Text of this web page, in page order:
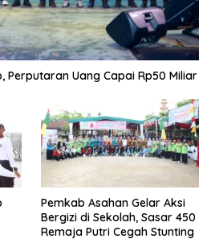
Perputaran Uang Capai Rp50 Miliar
Pemkab Asahan Gelar Aksi
Bergizi di Sekolah, Sasar 450
Remaja Putri Cegah Stunting